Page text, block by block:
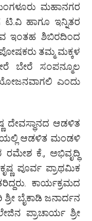
ಮಹಾನಗರ
ಟಿ.ವಿ ಹಾಗೂ ಇನ್ನಿತರ
ಇಂತಹ ಶಿಬಿರದಿಂದ
ತಮ್ಮ ಮಕ್ಕಳ
ಬೇರೆ ಸಂಪನ್ಮೂಲ
ಎಂದು
ದೇವಸ್ಥಾನದ ಆಡಳಿತ
ಆಡಳಿತ ಮಂಡಳಿ
ಕೆ., ಅಭಿವೃದ್ಧಿ
ಪೂರ್ವ ಪ್ರಾಥಮಿಕ
ಕಾರ್ಯಕ್ರಮದ
ಬೈಕಾಡಿ ಜನಾರ್ದನ
ಪ್ರಾಚಾರ್ಯ ಶ್ರೀ